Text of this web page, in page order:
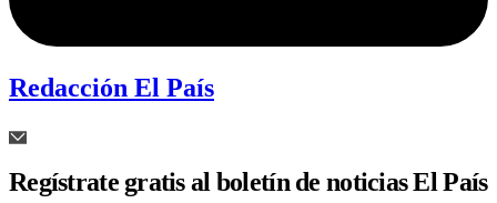
Redacción El País
Regístrate gratis al boletín de noticias El País